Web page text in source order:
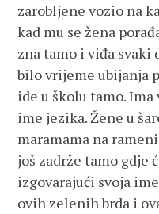
zarobljene vozio na
kad mu se žena
zna tamo i viđa svaki
bilo vrijeme ubijanja
ide u školu tamo.
ime jezika. Žene u
maramama na
još zadrže tamo gdje
izgovarajući svoja
ovih zelenih brda i